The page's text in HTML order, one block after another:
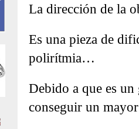
La dirección de la
Es una pieza de
polirítmia…
Debido a que es
conseguir un